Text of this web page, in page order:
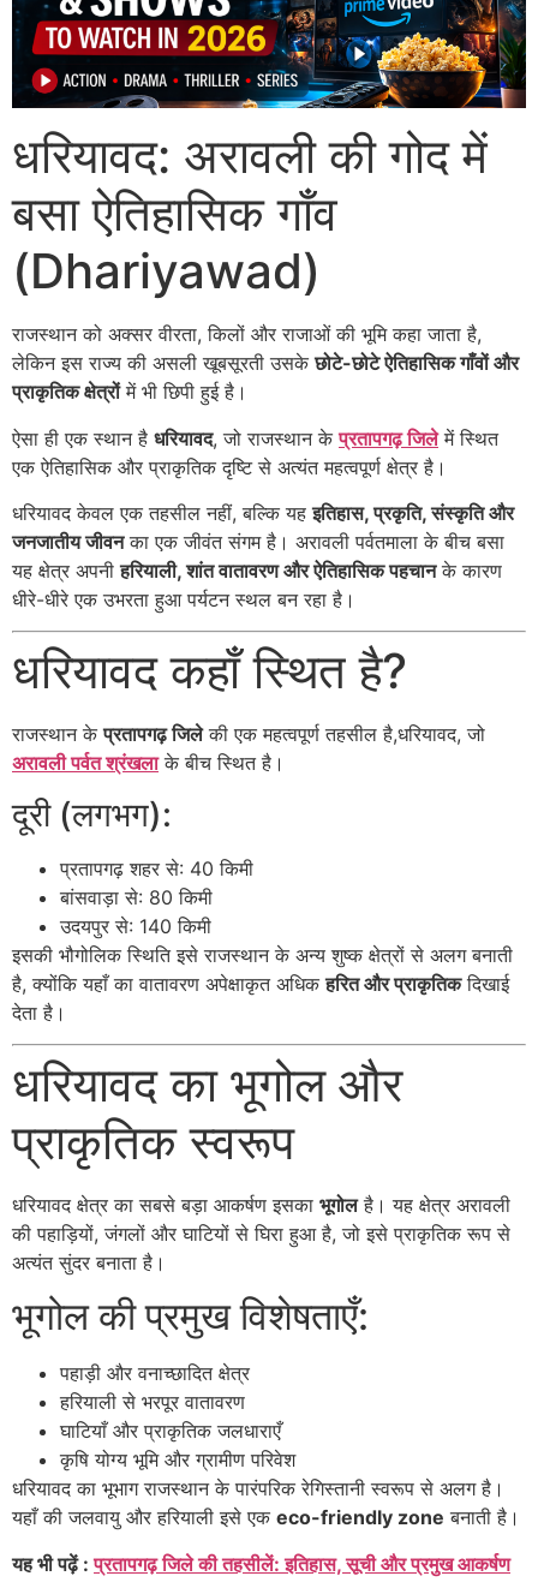
धरियावद: अरावली की गोद में
बसा ऐतिहासिक गाँव
(Dhariyawad)
राजस्थान को अक्सर वीरता, किलों और राजाओं की भूमि कहा जाता है,
लेकिन इस राज्य की असली खूबसूरती उसकेछोटे-छोटे ऐतिहासिक गाँवों और
प्राकृतिक क्षेत्रोंमें भी छिपी हुई है।
ऐसा ही एक स्थान है धरियावद, जो राजस्थान केप्रतापगढ़ जिलेमें स्थित
एक ऐतिहासिक और प्राकृतिक दृष्टि से अत्यंत महत्वपूर्ण क्षेत्र है।
धरियावद केवल एक तहसील नहीं, बल्कि यहइतिहास, प्रकृति, संस्कृति और
जनजातीय जीवनका एक जीवंत संगम है। अरावली पर्वतमाला के बीच बसा
यह क्षेत्र अपनीहरियाली, शांत वातावरण और ऐतिहासिक पहचानके कारण
धीरे-धीरे एक उभरता हुआ पर्यटन स्थल बन रहा है।
धरियावद कहाँ स्थित है?
राजस्थान केप्रतापगढ़ जिलेकी एक महत्वपूर्ण तहसील है,धरियावद, जो
अरावली पर्वत श्रंखलाके बीच स्थित है।
दूरी (लगभग):
प्रतापगढ़ शहर से: 40 किमी
बांसवाड़ा से: 80 किमी
उदयपुर से: 140 किमी
इसकी भौगोलिक स्थिति इसे राजस्थान के अन्य शुष्क क्षेत्रों से अलग बनाती
है, क्योंकि यहाँ का वातावरण अपेक्षाकृत अधिकहरित और प्राकृतिकदिखाई
देता है।
धरियावद का भूगोल और
प्राकृतिक स्वरूप
धरियावद क्षेत्र का सबसे बड़ा आकर्षण इसका भूगोलहै। यह क्षेत्र अरावली
की पहाड़ियों, जंगलों और घाटियों से घिरा हुआ है, जो इसे प्राकृतिक रूप से
अत्यंत सुंदर बनाता है।
भूगोल की प्रमुख विशेषताएँ:
पहाड़ी और वनाच्छादित क्षेत्र
हरियाली से भरपूर वातावरण
घाटियाँ और प्राकृतिक जलधाराएँ
कृषि योग्य भूमि और ग्रामीण परिवेश
धरियावद का भूभाग राजस्थान के पारंपरिक रेगिस्तानी स्वरूप से अलग है।
यहाँ की जलवायु और हरियाली इसे एक eco-friendly zone बनाती है।
यह भी पढ़ें :प्रतापगढ़ जिले की तहसीलें: इतिहास, सूची और प्रमुख आकर्षण